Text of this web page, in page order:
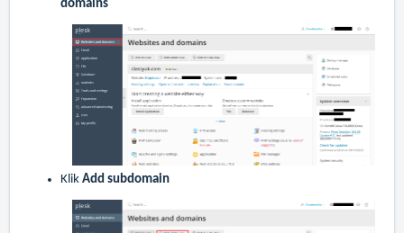
domains
Klik Add subdomain